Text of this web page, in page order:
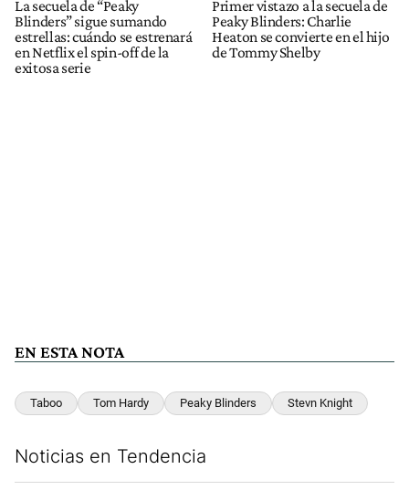
La secuela de “Peaky
Blinders” sigue sumando
estrellas: cuándo se estrenará
en Netflix el spin-off de la
exitosa serie
Primer vistazo a la secuela de
Peaky Blinders: Charlie
Heaton se convierte en el hijo
de Tommy Shelby
EN ESTA NOTA
Taboo Tom Hardy Peaky Blinders Stevn Knight
Noticias en Tendencia